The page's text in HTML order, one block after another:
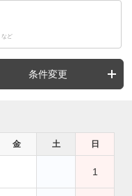
など
条件変更
金 土 日
1